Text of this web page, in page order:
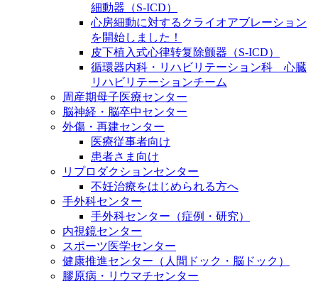
細動器（S-ICD）
心房細動に対するクライオアブレーション
を開始しました！
皮下植入式心律转复除颤器（S-ICD）
循環器内科・リハビリテーション科 心臓
リハビリテーションチーム
周産期母子医療センター
脳神経・脳卒中センター
外傷・再建センター
医療従事者向け
患者さま向け
リプロダクションセンター
不妊治療をはじめられる方へ
手外科センター
手外科センター（症例・研究）
内視鏡センター
スポーツ医学センター
健康推進センター（人間ドック・脳ドック）
膠原病・リウマチセンター